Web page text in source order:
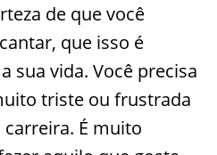
de que você
que isso é
sua vida. Você precisa
triste ou frustrada
É muito